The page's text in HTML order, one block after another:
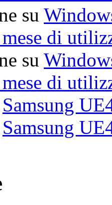
su
di
su
di
Samsung
Samsung